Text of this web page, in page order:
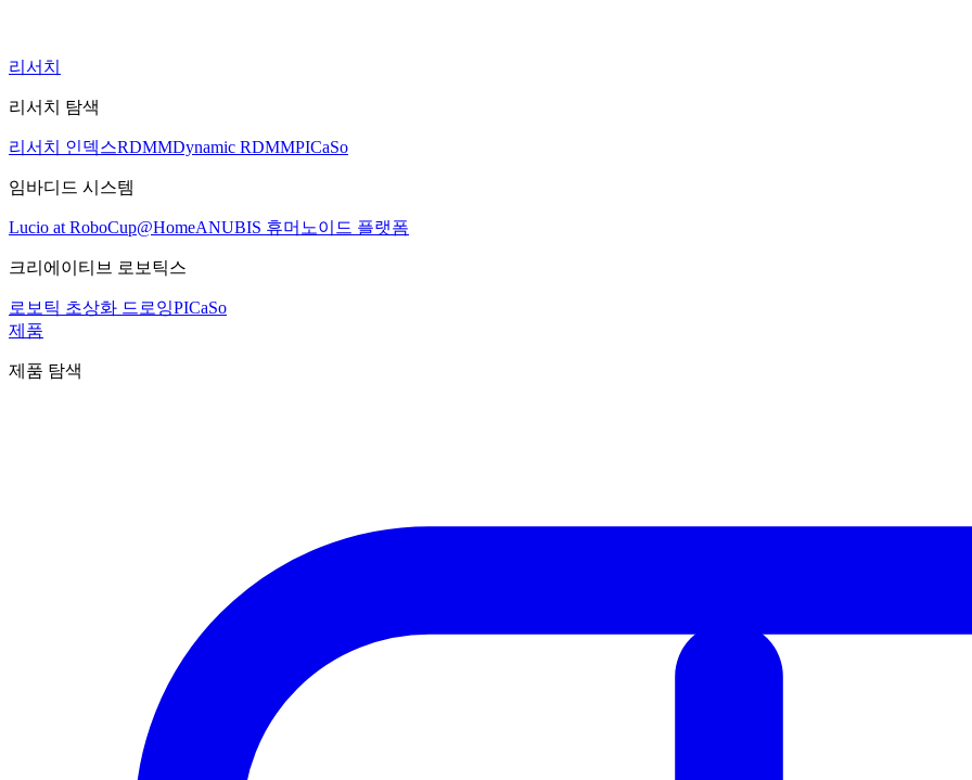
리서치
리서치 탐색
리서치 인덱스RDMMDynamic RDMMPICaSo
임바디드 시스템
Lucio at RoboCup@HomeANUBIS 휴머노이드 플랫폼
크리에이티브 로보틱스
로보틱 초상화 드로잉PICaSo
제품
제품 탐색